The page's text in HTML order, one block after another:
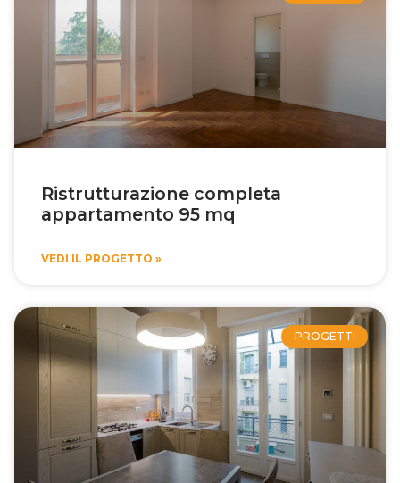
Ristrutturazione completa
appartamento 95 mq
VEDI IL PROGETTO »
PROGETTI